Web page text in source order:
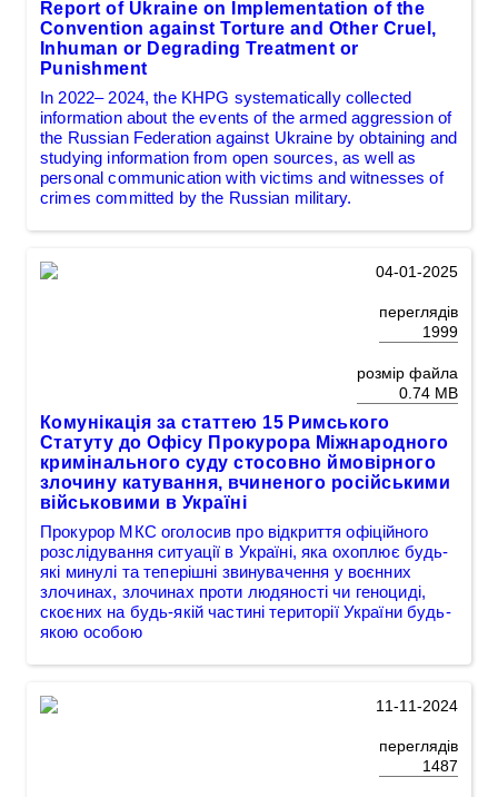
Report of Ukraine on Implementation of the
Convention against Torture and Other Cruel,
Inhuman or Degrading Treatment or
Punishment
In 2022– 2024, the KHPG systematically collected
information about the events of the armed aggression of
the Russian Federation against Ukraine by obtaining and
studying information from open sources, as well as
personal communication with victims and witnesses of
crimes committed by the Russian military.
04-01-2025
переглядів
1999
розмір файла
0.74 MB
Комунікація за статтею 15 Римського
Статуту до Офісу Прокурора Міжнародного
кримінального суду стосовно ймовірного
злочину катування, вчиненого російськими
військовими в Україні
Прокурор МКС оголосив про відкриття офіційного
розслідування ситуації в Україні, яка охоплює будь-
які минулі та теперішні звинувачення у воєнних
злочинах, злочинах проти людяності чи геноциді,
скоєних на будь-якій частині території України будь-
якою особою
11-11-2024
переглядів
1487